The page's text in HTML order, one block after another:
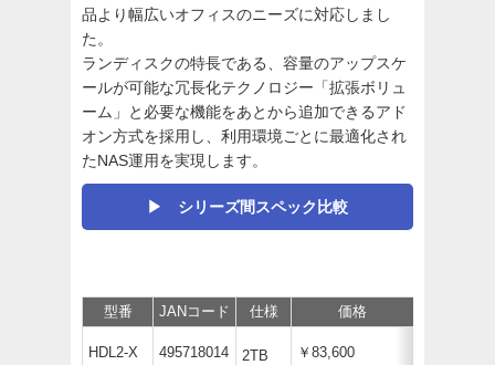
品より幅広いオフィスのニーズに対応しまし
た。
ランディスクの特長である、容量のアップスケ
ールが可能な冗長化テクノロジー「拡張ボリュ
ーム」と必要な機能をあとから追加できるアド
オン方式を採用し、利用環境ごとに最適化され
たNAS運用を実現します。
▶ シリーズ間スペック比較
型番 JANコード 仕様 価格
HDL2-X
495718014
2TB ￥83,600